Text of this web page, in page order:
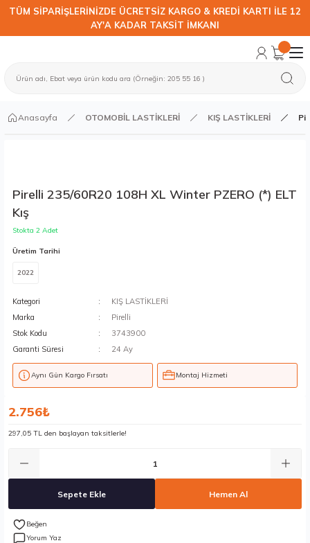
TÜM SİPARİŞLERİNİZDE ÜCRETSİZ KARGO & KREDİ KARTI İLE 12
AY'A KADAR TAKSİT İMKANI
Anasayfa OTOMOBİL LASTİKLERİ KIŞ LASTİKLERİ
Pirelli 235/60R20 108H XL Winter PZERO (*) ELT
Kış
Stokta 2 Adet
Üretim Tarihi
2022
Kategori
KIŞ LASTİKLERİ
Marka
Pirelli
Stok Kodu
3743900
Garanti Süresi
24 Ay
Aynı Gün Kargo Fırsatı Montaj Hizmeti
2.756₺
297,05 TL den başlayan taksitlerle!
Sepete Ekle Hemen Al
Yorum Yaz